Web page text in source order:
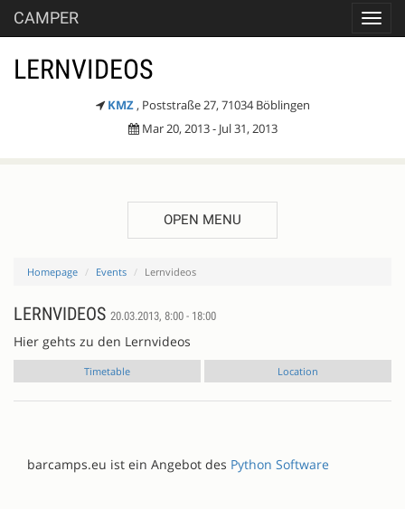
CAMPER
LERNVIDEOS
KMZ , Poststraße 27, 71034 Böblingen
Mar 20, 2013 - Jul 31, 2013
OPEN MENU
Homepage Events Lernvideos
LERNVIDEOS 20.03.2013, 8:00 - 18:00
Hier gehts zu den Lernvideos
Timetable Location
barcamps.eu ist ein Angebot des Python Software